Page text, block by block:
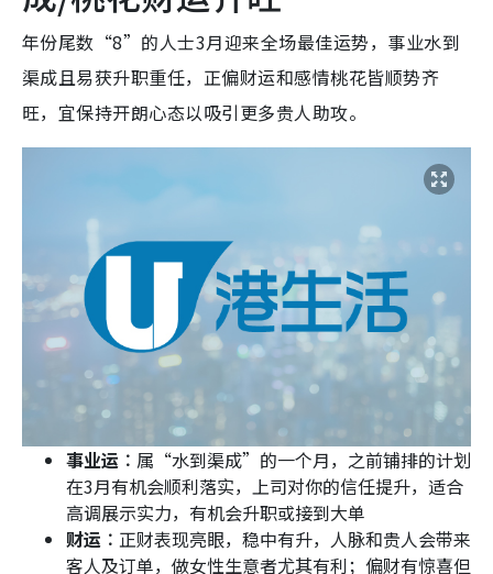
年份尾数“8”的人士3月迎来全场最佳运势，事业水到
渠成且易获升职重任，正偏财运和感情桃花皆顺势齐
旺，宜保持开朗心态以吸引更多贵人助攻。
事业运︰ 属“水到渠成”的一个月，之前铺排的计划
在3月有机会顺利落实，上司对你的信任提升，适合
高调展示实力，有机会升职或接到大单
财运︰ 正财表现亮眼，稳中有升，人脉和贵人会带来
客人及订单，做女性生意者尤其有利；偏财有惊喜但